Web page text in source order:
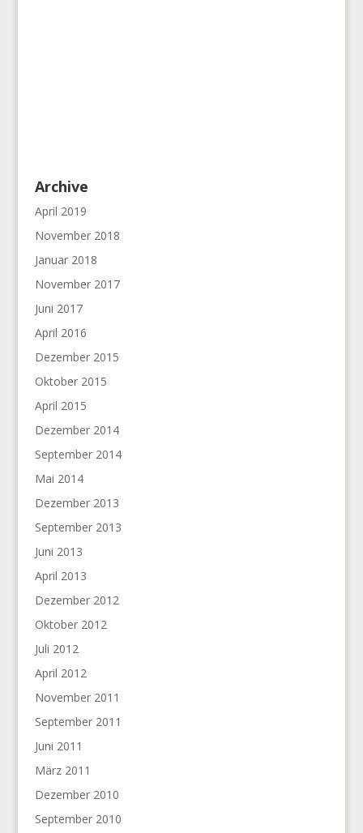
Archive
April 2019
November 2018
Januar 2018
November 2017
Juni 2017
April 2016
Dezember 2015
Oktober 2015
April 2015
Dezember 2014
September 2014
Mai 2014
Dezember 2013
September 2013
Juni 2013
April 2013
Dezember 2012
Oktober 2012
Juli 2012
April 2012
November 2011
September 2011
Juni 2011
März 2011
Dezember 2010
September 2010